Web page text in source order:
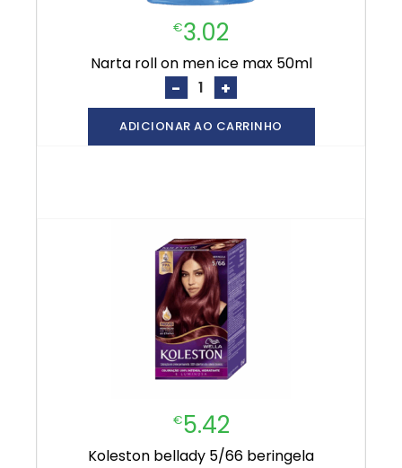
€3.02
narta roll on men ice max 50ml
- +
ADICIONAR AO CARRINHO
€5.42
koleston bellady 5/66 beringela